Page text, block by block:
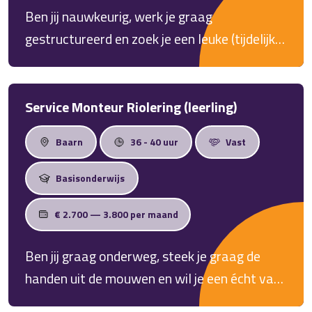
Ben jij nauwkeurig, werk je graag
gestructureerd en zoek je een leuke (tijdelijke)
baan waarin je écht iets toevoegt? Dan
hebben wij een mooie uitdaging voor je!
Service Monteur Riolering (leerling)
Baarn 36 - 40 uur Vast
Basisonderwijs
€ 2.700 — 3.800 per maand
Ben jij graag onderweg, steek je graag de
handen uit de mouwen en wil je een écht vak
leren? Dan is deze baan als Service Monteur